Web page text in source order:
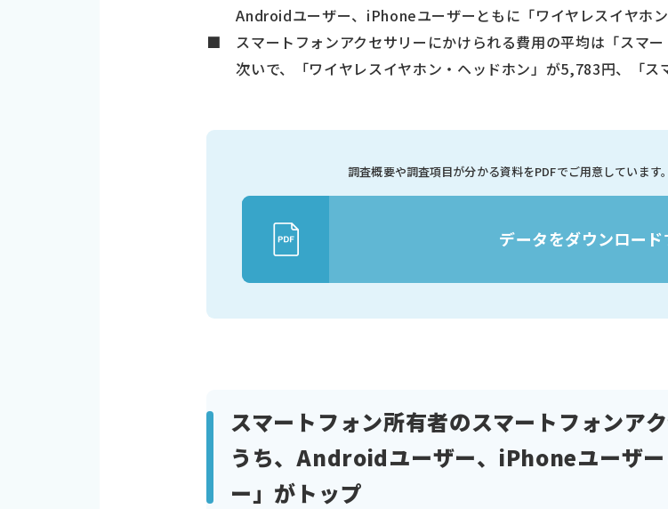
Androidユーザー、iPhoneユーザーともに「ワイヤレスイヤホン
■ スマートフォンアクセサリーにかけられる費用の平均は「スマ
次いで、「ワイヤレスイヤホン・ヘッドホン」が5,783円、「ス
調査概要や調査項目が分かる資料をPDFでご用意しています。
データをダウンロード
スマートフォン所有者のスマートフォンア
うち、Androidユーザー、iPhoneユーザー
ー」がトップ